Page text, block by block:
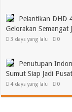
Pelantikan DHD
Gelorakan Semangat
3 days yang lalu 0
Penutupan
Sumut Siap Jadi
4 days yang lalu 0